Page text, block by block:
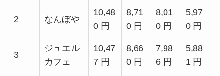
2 なんぼや
10,48
0 円
8,71
0 円
8,01
0 円
5,97
0 円
3
ジュエル
カフェ
10,47
7 円
8,66
0 円
7,98
6 円
5,88
1 円